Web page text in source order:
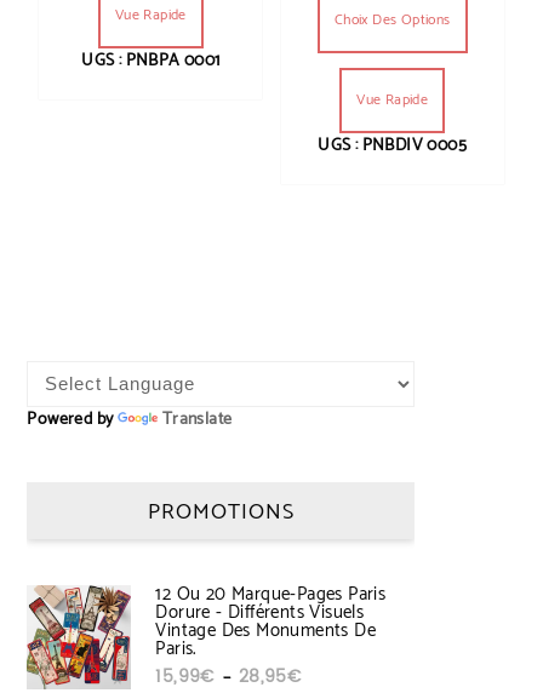
Vue Rapide
UGS : PNBPA 0001
Choix Des Options
Vue Rapide
UGS : PNBDIV 0005
Powered by Translate
PROMOTIONS
12 Ou 20 Marque-Pages Paris
Dorure - Différents Visuels
Vintage Des Monuments De
Paris.
15,99€ – 28,95€Plage de prix : 15,99€ à 28,95€